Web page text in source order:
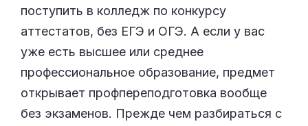
поступить в колледж по конкурсу
аттестатов, без ЕГЭ и ОГЭ. А если у вас
уже есть высшее или среднее
профессиональное образование, предмет
открывает профпереподготовка вообще
без экзаменов. Прежде чем разбираться с